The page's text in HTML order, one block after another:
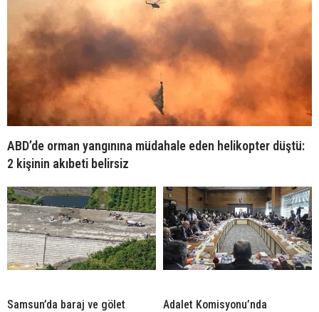
ABD’de orman yangınına müdahale eden helikopter düştü:
2 kişinin akıbeti belirsiz
Samsun’da baraj ve gölet Adalet Komisyonu’nda